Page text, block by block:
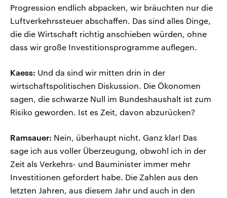
Progression endlich abpacken, wir bräuchten nur die
Luftverkehrssteuer abschaffen. Das sind alles Dinge,
die die Wirtschaft richtig anschieben würden, ohne
dass wir große Investitionsprogramme auflegen.
Kaess: Und da sind wir mitten drin in der
wirtschaftspolitischen Diskussion. Die Ökonomen
sagen, die schwarze Null im Bundeshaushalt ist zum
Risiko geworden. Ist es Zeit, davon abzurücken?
Ramsauer: Nein, überhaupt nicht. Ganz klar! Das
sage ich aus voller Überzeugung, obwohl ich in der
Zeit als Verkehrs- und Bauminister immer mehr
Investitionen gefordert habe. Die Zahlen aus den
letzten Jahren, aus diesem Jahr und auch in den